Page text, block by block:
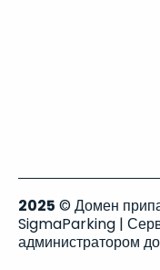
2025 © Домен
SigmaParking |
администратором